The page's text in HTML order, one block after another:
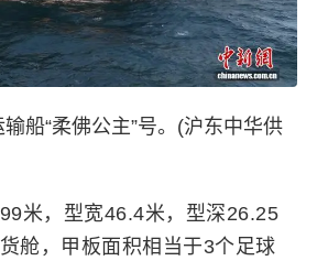
船“柔佛公主”号。(沪东中华供
，型宽46.4米，型深26.25
舱，甲板面积相当于3个足球